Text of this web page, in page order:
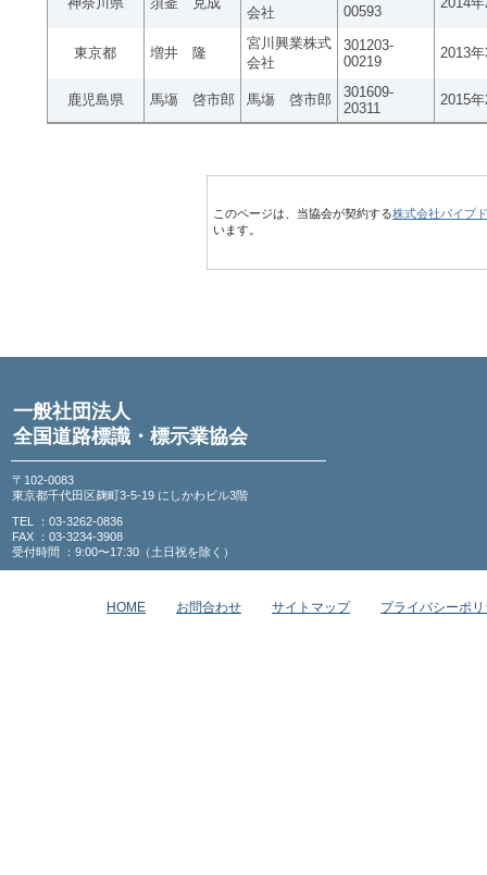
会社
00593
東京都 増井 隆
宮川興業株式
会社
301203-
00219
2013
鹿児島県 馬塲 啓市郎 馬塲 啓市郎
301609-
20311
2015
このページは、当協会が契約する株式会社パイプ
います。
一般社団法人
全国道路標識・標示業協会
〒102-0083
東京都千代田区麹町3-5-19 にしかわビル3階
TEL ：03-3262-0836
FAX ：03-3234-3908
受付時間 ：9:00〜17:30（土日祝を除く）
HOME お問合わせ サイトマップ プライバシーポ